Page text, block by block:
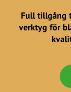
Full tillgång
verktyg för